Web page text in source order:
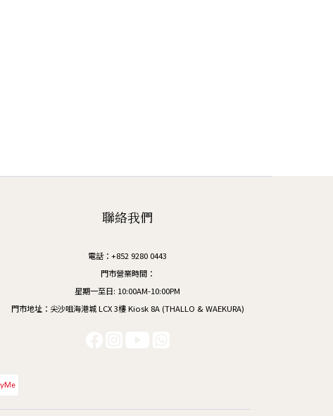
聯絡我們
電話：+852 9280 0443
門市營業時間：
星期一至日: 10:00AM-10:00PM
門市地址：尖沙咀海港城 LCX 3樓 Kiosk 8A (THALLO & WAEKURA)